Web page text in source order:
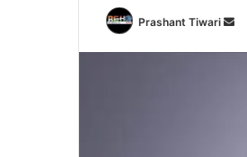
Prashant Tiwari